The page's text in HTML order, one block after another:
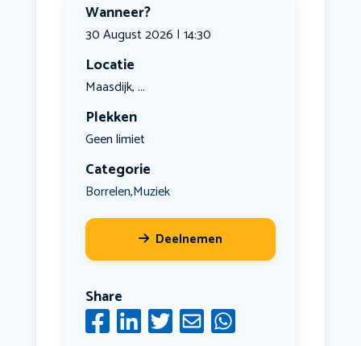
Wanneer?
30 August 2026 | 14:30
Locatie
Maasdijk, ...
Plekken
Geen limiet
Categorie
Borrelen,Muziek
Deelnemen
Share